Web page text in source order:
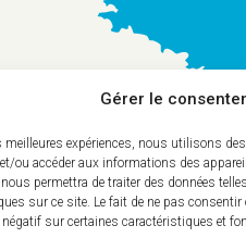
Gérer le
meilleures expériences, nous utilisons
ou accéder aux informations des
permettra de traiter des données
sur ce site. Le fait de ne pas
négatif sur certaines caractéristiques et